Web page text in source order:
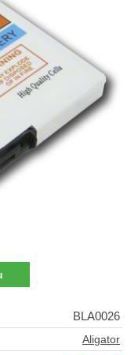
BLA0026
Aligator